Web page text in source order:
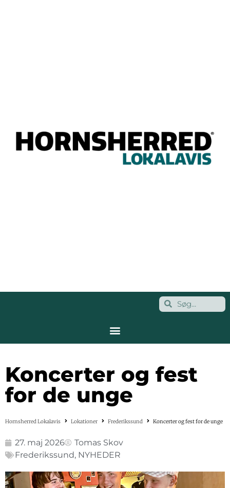
Koncerter og fest
for de unge
Hornsherred Lokalavis Lokationer Frederikssund Koncerter og fest for de unge
27. maj 2026
Tomas Skov
Frederikssund, NYHEDER